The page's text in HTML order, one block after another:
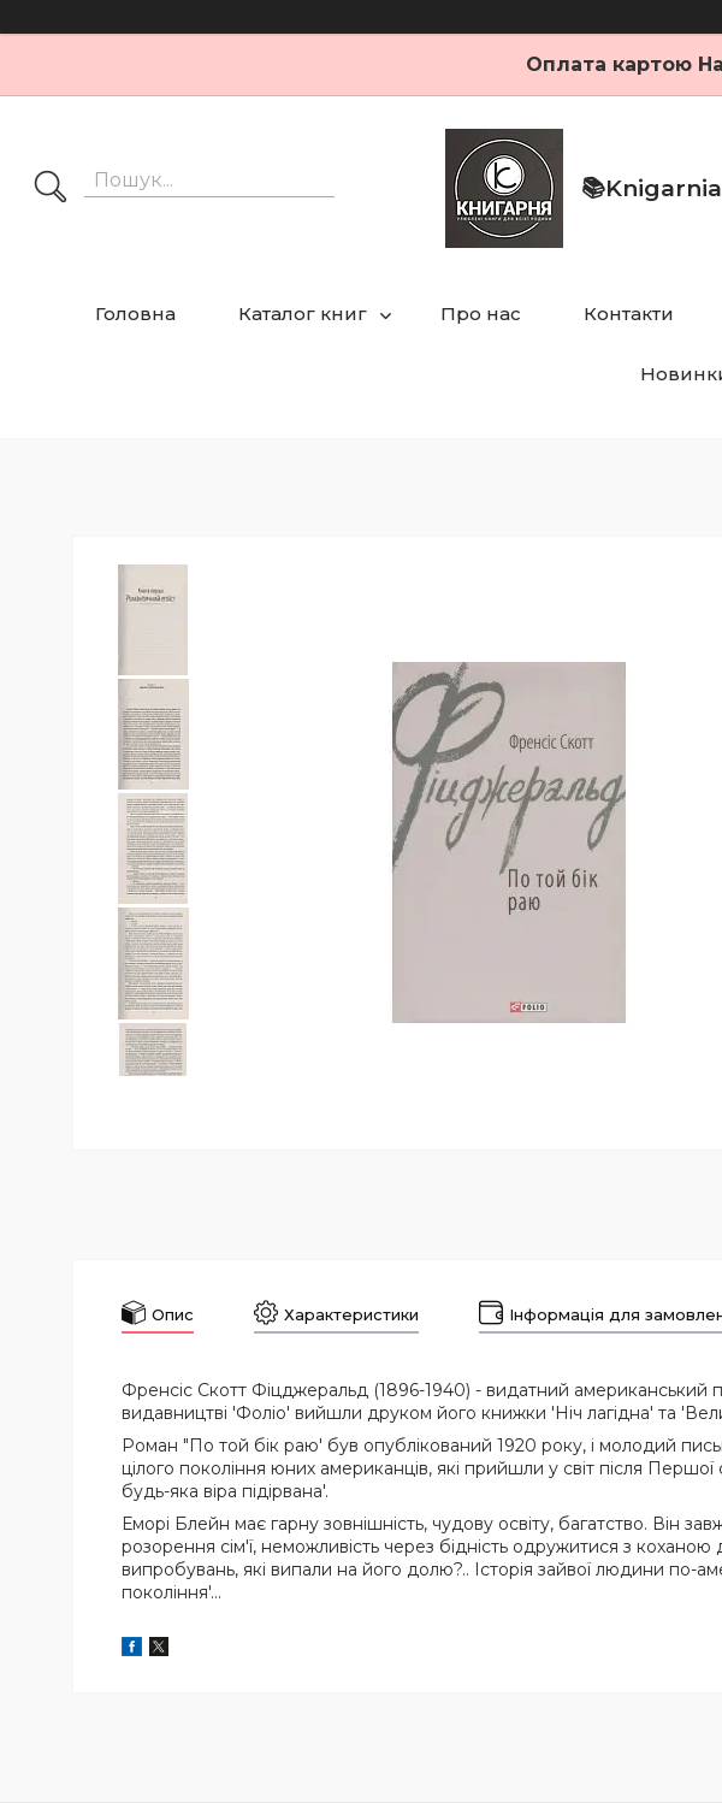
Оплата картою
Головна Каталог книг Про нас Контакти
Опис Характеристики Інформація для
Френсіс Скотт Фіцджеральд (1896-1940) - видатний американський
видавництві 'Фоліо' вийшли друком його книжки 'Ніч лагідна' та
Роман "По той бік раю' був опублікований 1920 року, і молодий
цілого покоління юних американців, які прийшли у світ після
будь-яка віра підірвана'.
Еморі Блейн має гарну зовнішність, чудову освіту, багатство.
розорення сім'ї, неможливість через бідність одружитися з
випробувань, які випали на його долю?.. Історія зайвої людини
покоління'...